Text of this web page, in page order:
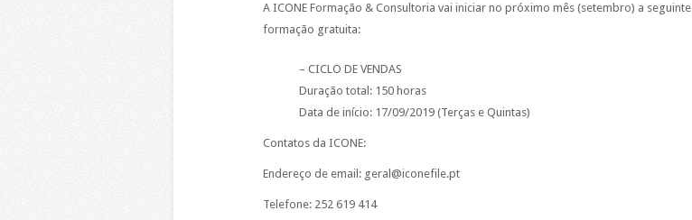
A ICONE Formação & Consultoria vai iniciar no próximo mês (setembro) a seguinte
formação gratuita:
– CICLO DE VENDAS
Duração total: 150 horas
Data de início: 17/09/2019 (Terças e Quintas)
Contatos da ICONE:
Endereço de email: geral@iconefile.pt
Telefone: 252 619 414